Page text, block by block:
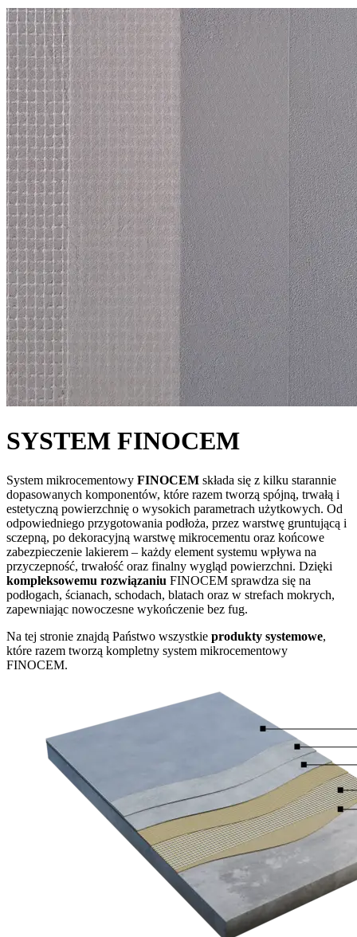
SYSTEM FINOCEM
System mikrocementowy FINOCEM składa się z kilku starannie
dopasowanych komponentów, które razem tworzą spójną, trwałą i
estetyczną powierzchnię o wysokich parametrach użytkowych. Od
odpowiedniego przygotowania podłoża, przez warstwę gruntującą i
sczepną, po dekoracyjną warstwę mikrocementu oraz końcowe
zabezpieczenie lakierem – każdy element systemu wpływa na
przyczepność, trwałość oraz finalny wygląd powierzchni. Dzięki
kompleksowemu rozwiązaniu FINOCEM sprawdza się na
podłogach, ścianach, schodach, blatach oraz w strefach mokrych,
zapewniając nowoczesne wykończenie bez fug.
Na tej stronie znajdą Państwo wszystkie produkty systemowe,
które razem tworzą kompletny system mikrocementowy
FINOCEM.